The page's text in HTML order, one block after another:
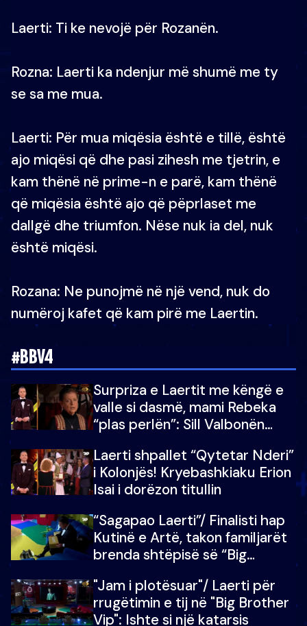
Laerti: Ti ke nevojë për Rozanën.
Rozna: Laerti ka ndenjur më shumë me ty
se sa me mua.
Laerti: Për mua miqësia është e tillë, është
ajo miqësi që dhe pasi zihesh me tjetrin, e
kam thënë në prime-n e parë, kam thënë
që miqësia është ajo që pëprlaset me
dallgë dhe triumfon. Nëse nuk ia del, nuk
është miqësi.
Rozana: Ne punojmë në një vend, nuk do
numëroj kafet që kam pirë me Laertin.
#BBV4
Surpriza e Laertit me këngë e
valle si dasmë, mami Rebeka
“plas perlën”: Sill Valbonën
Laerti shpallet “Qytetar Nderi”
i Kolonjës! Kryebashkiaku Erion
Isai i dorëzon titullin
“Sagapao Laerti”/ Finalisti hap
Kutinë e Artë, takon familjarët
brenda shtëpisë së “Big
"Jam i plotësuar"/ Laerti për
rrugëtimin e tij në "Big Brother
Vip": Ishte si një katarsis